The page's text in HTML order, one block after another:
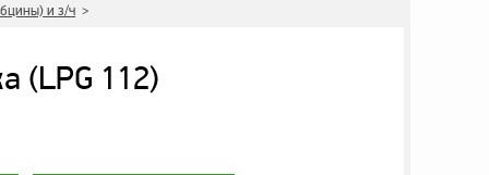
и з/ч >
(LPG 112)